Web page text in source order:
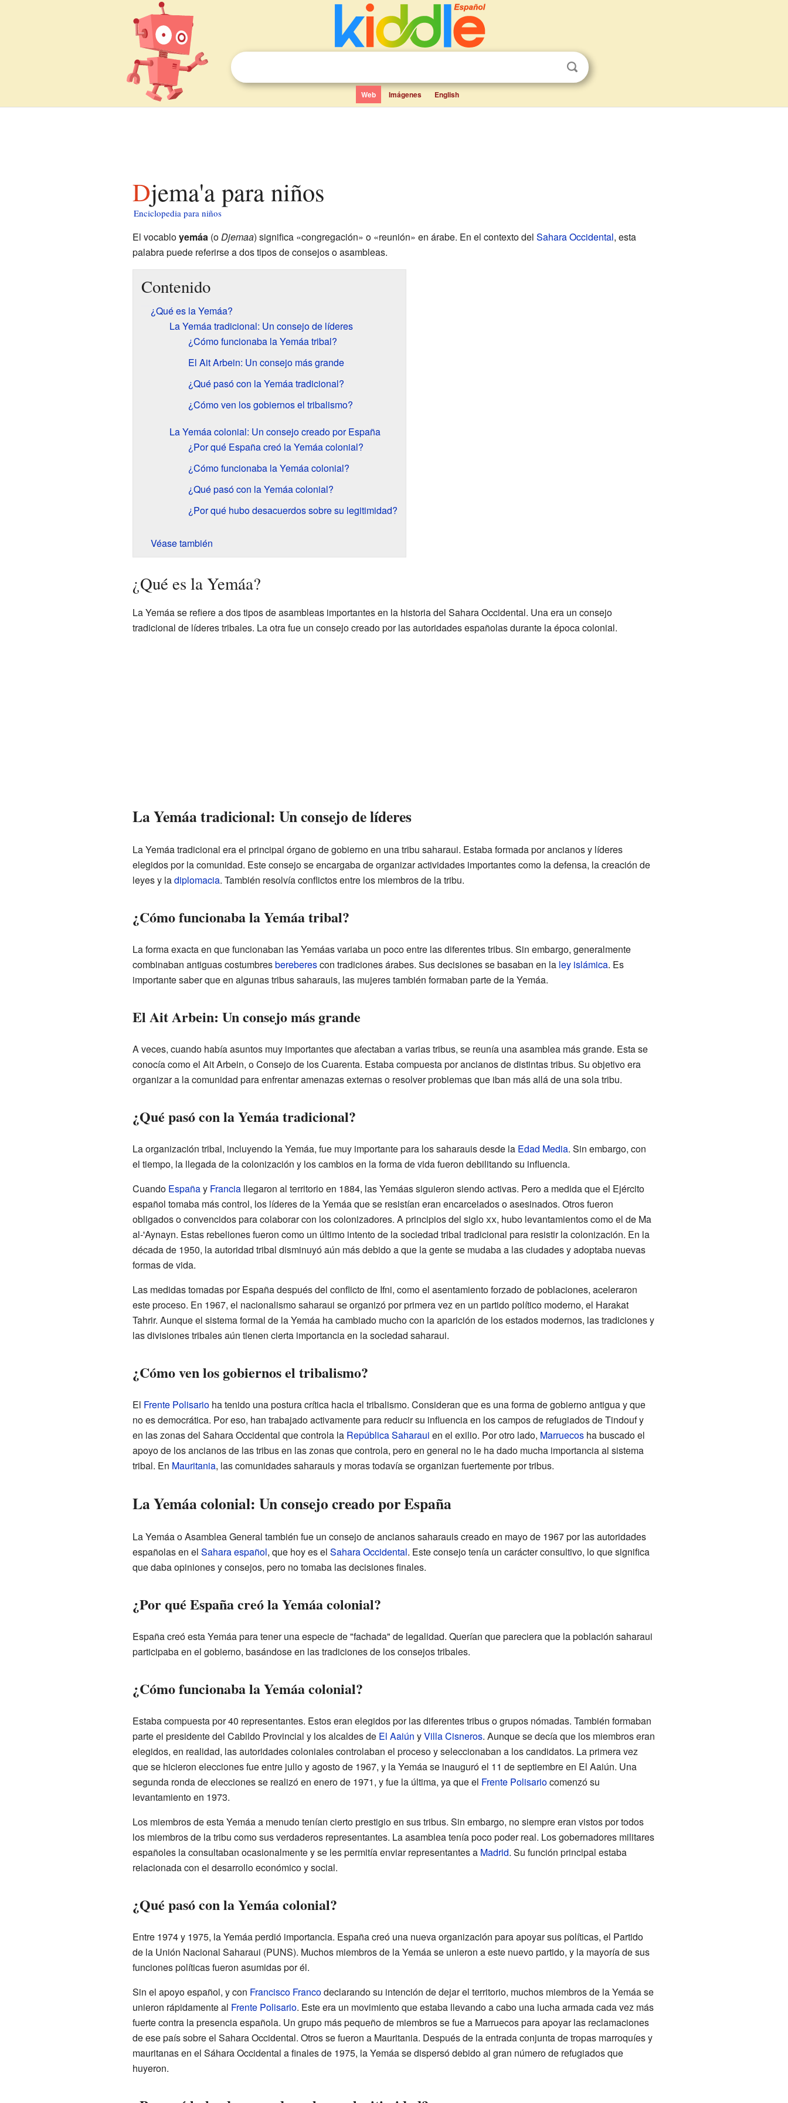
Web Imágenes English
Djema'a para niños
Enciclopedia para niños
El vocabloyemáa(oDjemaa) significa «congregación» o «reunión» en árabe. En el contexto del Sahara Occidental, esta
palabra puede referirse a dos tipos de consejos o asambleas.
Contenido
¿Qué es la Yemáa?
La Yemáa tradicional: Un consejo de líderes
¿Cómo funcionaba la Yemáa tribal?
El Ait Arbein: Un consejo más grande
¿Qué pasó con la Yemáa tradicional?
¿Cómo ven los gobiernos el tribalismo?
La Yemáa colonial: Un consejo creado por España
¿Por qué España creó la Yemáa colonial?
¿Cómo funcionaba la Yemáa colonial?
¿Qué pasó con la Yemáa colonial?
¿Por qué hubo desacuerdos sobre su legitimidad?
Véase también
¿Qué es la Yemáa?
La Yemáa se refiere a dos tipos de asambleas importantes en la historia del Sahara Occidental. Una era un consejo
tradicional de líderes tribales. La otra fue un consejo creado por las autoridades españolas durante la época colonial.
La Yemáa tradicional: Un consejo de líderes
La Yemáa tradicional era el principal órgano de gobierno en una tribu saharaui. Estaba formada por ancianos y líderes
elegidos por la comunidad. Este consejo se encargaba de organizar actividades importantes como la defensa, la creación de
leyes y ladiplomacia. También resolvía conflictos entre los miembros de la tribu.
¿Cómo funcionaba la Yemáa tribal?
La forma exacta en que funcionaban las Yemáas variaba un poco entre las diferentes tribus. Sin embargo, generalmente
combinaban antiguas costumbresbereberescon tradiciones árabes. Sus decisiones se basaban en la ley islámica. Es
importante saber que en algunas tribus saharauis, las mujeres también formaban parte de la Yemáa.
El Ait Arbein: Un consejo más grande
A veces, cuando había asuntos muy importantes que afectaban a varias tribus, se reunía una asamblea más grande. Esta se
conocía como el Ait Arbein, o Consejo de los Cuarenta. Estaba compuesta por ancianos de distintas tribus. Su objetivo era
organizar a la comunidad para enfrentar amenazas externas o resolver problemas que iban más allá de una sola tribu.
¿Qué pasó con la Yemáa tradicional?
La organización tribal, incluyendo la Yemáa, fue muy importante para los saharauis desde la Edad Media. Sin embargo, con
el tiempo, la llegada de la colonización y los cambios en la forma de vida fueron debilitando su influencia.
Cuando Españay Franciallegaron al territorio en 1884, las Yemáas siguieron siendo activas. Pero a medida que el Ejército
español tomaba más control, los líderes de la Yemáa que se resistían eran encarcelados o asesinados. Otros fueron
obligados o convencidos para colaborar con los colonizadores. A principios del sigloxx, hubo levantamientos como el de Ma
al-'Aynayn. Estas rebeliones fueron como un último intento de la sociedad tribal tradicional para resistir la colonización. En la
década de 1950, la autoridad tribal disminuyó aún más debido a que la gente se mudaba a las ciudades y adoptaba nuevas
formas de vida.
Las medidas tomadas por España después del conflicto de Ifni, como el asentamiento forzado de poblaciones, aceleraron
este proceso. En 1967, el nacionalismo saharaui se organizó por primera vez en un partido político moderno, el Harakat
Tahrir. Aunque el sistema formal de la Yemáa ha cambiado mucho con la aparición de los estados modernos, las tradiciones y
las divisiones tribales aún tienen cierta importancia en la sociedad saharaui.
¿Cómo ven los gobiernos el tribalismo?
El Frente Polisarioha tenido una postura crítica hacia el tribalismo. Consideran que es una forma de gobierno antigua y que
no es democrática. Por eso, han trabajado activamente para reducir su influencia en los campos de refugiados de Tindouf y
en las zonas del Sahara Occidental que controla la República Saharaui en el exilio. Por otro lado, Marruecosha buscado el
apoyo de los ancianos de las tribus en las zonas que controla, pero en general no le ha dado mucha importancia al sistema
tribal. En Mauritania, las comunidades saharauis y moras todavía se organizan fuertemente por tribus.
La Yemáa colonial: Un consejo creado por España
La Yemáa o Asamblea General también fue un consejo de ancianos saharauis creado en mayo de 1967 por las autoridades
españolas en el Sahara español, que hoy es el Sahara Occidental. Este consejo tenía un carácter consultivo, lo que significa
que daba opiniones y consejos, pero no tomaba las decisiones finales.
¿Por qué España creó la Yemáa colonial?
España creó esta Yemáa para tener una especie de "fachada" de legalidad. Querían que pareciera que la población saharaui
participaba en el gobierno, basándose en las tradiciones de los consejos tribales.
¿Cómo funcionaba la Yemáa colonial?
Estaba compuesta por 40 representantes. Estos eran elegidos por las diferentes tribus o grupos nómadas. También formaban
parte el presidente del Cabildo Provincial y los alcaldes de El Aaiún yVilla Cisneros. Aunque se decía que los miembros eran
elegidos, en realidad, las autoridades coloniales controlaban el proceso y seleccionaban a los candidatos. La primera vez
que se hicieron elecciones fue entre julio y agosto de 1967, y la Yemáa se inauguró el 11 de septiembre en El Aaiún. Una
segunda ronda de elecciones se realizó en enero de 1971, y fue la última, ya que el Frente Polisariocomenzó su
levantamiento en 1973.
Los miembros de esta Yemáa a menudo tenían cierto prestigio en sus tribus. Sin embargo, no siempre eran vistos por todos
los miembros de la tribu como sus verdaderos representantes. La asamblea tenía poco poder real. Los gobernadores militares
españoles la consultaban ocasionalmente y se les permitía enviar representantes a Madrid. Su función principal estaba
relacionada con el desarrollo económico y social.
¿Qué pasó con la Yemáa colonial?
Entre 1974 y 1975, la Yemáa perdió importancia. España creó una nueva organización para apoyar sus políticas, el Partido
de la Unión Nacional Saharaui (PUNS). Muchos miembros de la Yemáa se unieron a este nuevo partido, y la mayoría de sus
funciones políticas fueron asumidas por él.
Sin el apoyo español, y con Francisco Francodeclarando su intención de dejar el territorio, muchos miembros de la Yemáa se
unieron rápidamente al Frente Polisario. Este era un movimiento que estaba llevando a cabo una lucha armada cada vez más
fuerte contra la presencia española. Un grupo más pequeño de miembros se fue a Marruecos para apoyar las reclamaciones
de ese país sobre el Sahara Occidental. Otros se fueron a Mauritania. Después de la entrada conjunta de tropas marroquíes y
mauritanas en el Sáhara Occidental a finales de 1975, la Yemáa se dispersó debido al gran número de refugiados que
huyeron.